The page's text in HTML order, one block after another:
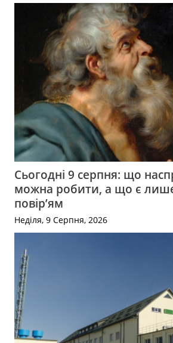
Сьогодні 9 серпня: що
можна робити, а що є
повір’ям
Неділя, 9 Серпня, 2026